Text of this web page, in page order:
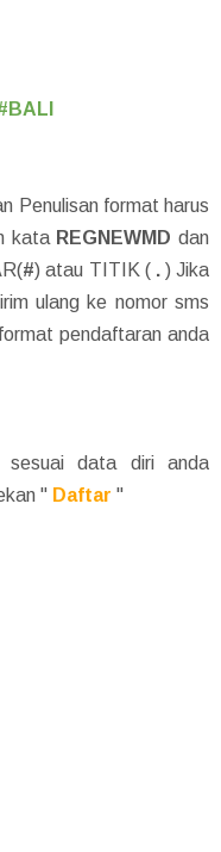
Penulisan format harus
kata REGNEWMD dan
#) atau TITIK (.) Jika
ulang ke nomor sms
pendaftaran anda
sesuai data diri anda
" Daftar "